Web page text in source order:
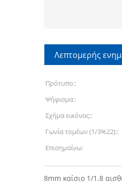
Λεπτομερής
Πρότυπο::
Ψήφισμα::
Σχήμα εικόνας::
Γωνία τομέων (1/3%22)::
Επισημαίνω:
8mm καίσιο 1/1.8